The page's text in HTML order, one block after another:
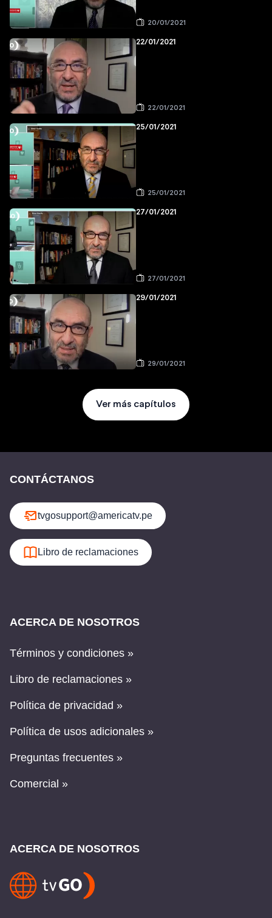
20/01/2021
22/01/2021
22/01/2021
25/01/2021
25/01/2021
27/01/2021
27/01/2021
29/01/2021
29/01/2021
Ver más capítulos
CONTÁCTANOS
tvgosupport@americatv.pe
Libro de reclamaciones
ACERCA DE NOSOTROS
Términos y condiciones »
Libro de reclamaciones »
Política de privacidad »
Política de usos adicionales »
Preguntas frecuentes »
Comercial »
ACERCA DE NOSOTROS